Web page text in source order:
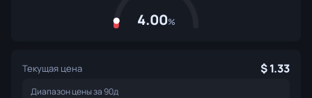
4.00%
Текущая цена 1.33
Диапазон цены за 90д